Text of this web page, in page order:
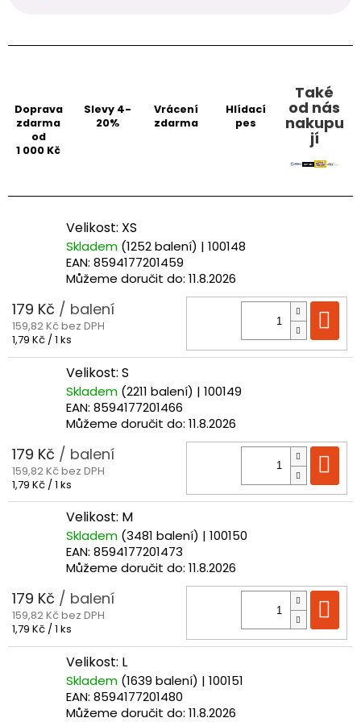
Doprava
zdarma
od
1 000 Kč
Slevy 4-
20%
Vrácení
zdarma
Hlídací
pes
Také
od nás
nakupu
jí
Velikost: XS
Skladem (1252 balení) | 100148
EAN: 8594177201459
Můžeme doručit do: 11.8.2026
179 Kč / balení
159,82 Kč bez DPH
Měrná
1,79 Kč / 1 ks
Velikost: S
Skladem (2211 balení) | 100149
EAN: 8594177201466
Můžeme doručit do: 11.8.2026
179 Kč / balení
159,82 Kč bez DPH
Měrná
cena:
1,79 Kč / 1 ks
Velikost: M
Skladem (3481 balení) | 100150
EAN: 8594177201473
Můžeme doručit do: 11.8.2026
179 Kč / balení
159,82 Kč bez DPH
Měrná
1,79 Kč / 1 ks
Velikost: L
Skladem (1639 balení) | 100151
EAN: 8594177201480
Můžeme doručit do: 11.8.2026